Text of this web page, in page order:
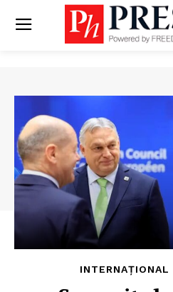
INTERNAȚIONAL